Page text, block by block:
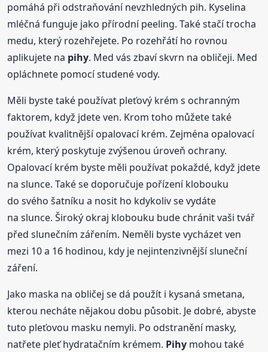
pomáhá při odstraňování nevzhledných pih. Kyselina
mléčná funguje jako přírodní peeling. Také stačí trocha
medu, který rozehřejete. Po rozehřátí ho rovnou
aplikujete na pihy. Med vás zbaví skvrn na obličeji. Med
opláchnete pomocí studené vody.
Měli byste také používat pleťový krém s ochranným
faktorem, když jdete ven. Krom toho můžete také
používat kvalitnější opalovací krém. Zejména opalovací
krém, který poskytuje zvýšenou úroveň ochrany.
Opalovací krém byste měli používat pokaždé, když jdete
na slunce. Také se doporučuje pořízení klobouku
do svého šatníku a nosit ho kdykoliv se vydáte
na slunce. Široký okraj klobouku bude chránit vaši tvář
před slunečním zářením. Neměli byste vycházet ven
mezi 10 a 16 hodinou, kdy je nejintenzivnější sluneční
záření.
Jako maska na obličej se dá použít i kysaná smetana,
kterou necháte nějakou dobu působit. Je dobré, abyste
tuto pleťovou masku nemyli. Po odstranění masky,
natřete pleť hydratačním krémem. Pihy mohou také